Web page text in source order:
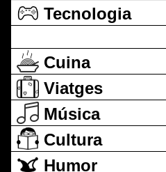
Tecnologia
Cuina
Viatges
Música
Cultura
Humor